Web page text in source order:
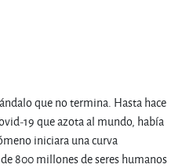
que no termina. Hasta hace
19 que azota al mundo, había
iniciara una curva
800 millones de seres humanos